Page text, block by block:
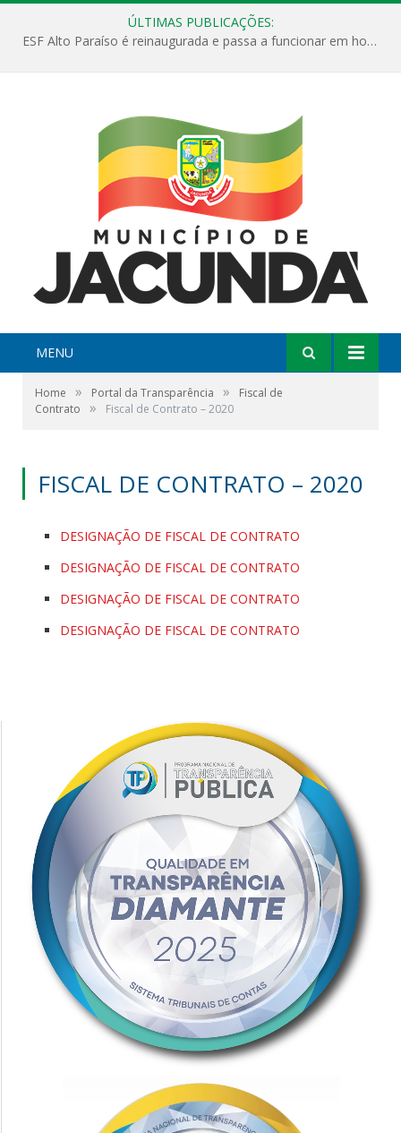
ÚLTIMAS PUBLICAÇÕES:
ESF Alto Paraíso é reinaugurada e passa a funcionar em horário estendido
MENU
Home » Portal da Transparência »
Fiscal de
Contrato
» Fiscal de Contrato – 2020
FISCAL DE CONTRATO – 2020
DESIGNAÇÃO DE FISCAL DE CONTRATO
DESIGNAÇÃO DE FISCAL DE CONTRATO
DESIGNAÇÃO DE FISCAL DE CONTRATO
DESIGNAÇÃO DE FISCAL DE CONTRATO